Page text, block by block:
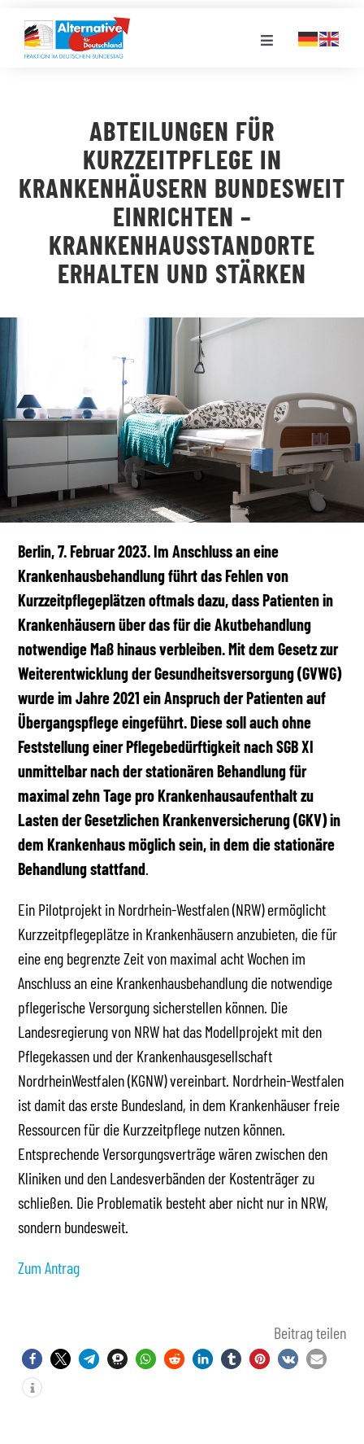
Inhalt
springen
Toggle
LANDESGRUPPEN
VERANSTALTUNGEN
PRESSE
ABTEILUNGEN FÜR
KURZZEITPFLEGE IN
KRANKENHÄUSERN BUNDESWEIT
EINRICHTEN –
KRANKENHAUSSTANDORTE
ERHALTEN UND STÄRKEN
Berlin, 7. Februar 2023. Im Anschluss an eine
Krankenhausbehandlung führt das Fehlen von
Kurzzeitpflegeplätzen oftmals dazu, dass Patienten in
Krankenhäusern über das für die Akutbehandlung
notwendige Maß hinaus verbleiben. Mit dem Gesetz zur
Weiterentwicklung der Gesundheitsversorgung (GVWG)
wurde im Jahre 2021 ein Anspruch der Patienten auf
Übergangspflege eingeführt. Diese soll auch ohne
Feststellung einer Pflegebedürftigkeit nach SGB XI
unmittelbar nach der stationären Behandlung für
maximal zehn Tage pro Krankenhausaufenthalt zu
Lasten der Gesetzlichen Krankenversicherung (GKV) in
dem Krankenhaus möglich sein, in dem die stationäre
Behandlung stattfand.
Ein Pilotprojekt in Nordrhein-Westfalen (NRW) ermöglicht
Kurzzeitpflegeplätze in Krankenhäusern anzubieten, die für
eine eng begrenzte Zeit von maximal acht Wochen im
Anschluss an eine Krankenhausbehandlung die notwendige
pflegerische Versorgung sicherstellen können. Die
Landesregierung von NRW hat das Modellprojekt mit den
Pflegekassen und der Krankenhausgesellschaft
NordrheinWestfalen (KGNW) vereinbart. Nordrhein-Westfalen
ist damit das erste Bundesland, in dem Krankenhäuser freie
Ressourcen für die Kurzzeitpflege nutzen können.
Entsprechende Versorgungsverträge wären zwischen den
Kliniken und den Landesverbänden der Kostenträger zu
schließen. Die Problematik besteht aber nicht nur in NRW,
sondern bundesweit.
Zum Antrag
Beitrag teilen